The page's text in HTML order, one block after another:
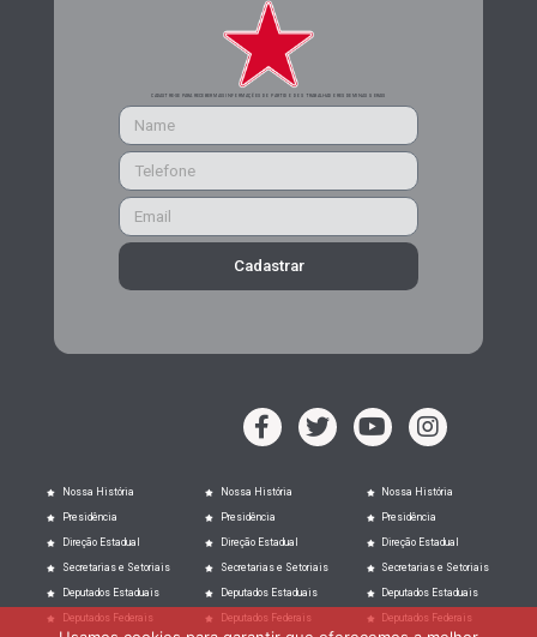
CADASTRE-SE PARA RECEBER MAIS INFORMAÇÕES DO PARTIDO DOS TRABALHADORES DE MINAS GERAIS
Cadastrar
Nossa História
Presidência
Direção Estadual
Secretarias e Setoriais
Deputados Estaduais
Deputados Federais
Nossa História
Presidência
Direção Estadual
Secretarias e Setoriais
Deputados Estaduais
Deputados Federais
Nossa História
Presidência
Direção Estadual
Secretarias e Setoriais
Deputados Estaduais
Deputados Federais